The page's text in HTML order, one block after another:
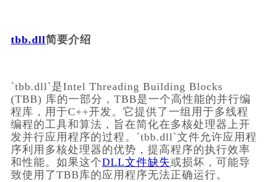
tbb.dll简要介绍
`tbb.dll`是Intel Threading Building Blocks
(TBB) 库的一部分，TBB是一个高性能的并行编
程库，用于C++开发。它提供了一组用于多线程
编程的工具和算法，旨在简化在多核处理器上开
发并行应用程序的过程。`tbb.dll`文件允许应用程
序利用多核处理器的优势，提高程序的执行效率
和性能。如果这个DLL文件缺失或损坏，可能导
致使用了TBB库的应用程序无法正确运行。